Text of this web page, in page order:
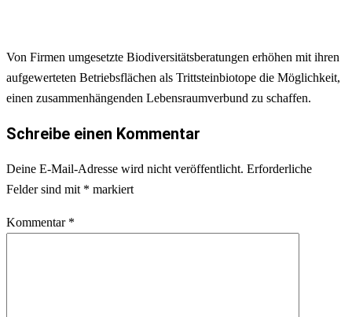
Von Firmen umgesetzte Biodiversitätsberatungen erhöhen mit ihren
aufgewerteten Betriebsflächen als Trittsteinbiotope die Möglichkeit,
einen zusammenhängenden Lebensraumverbund zu schaffen.
Schreibe einen Kommentar
Deine E-Mail-Adresse wird nicht veröffentlicht. Erforderliche
Felder sind mit * markiert
Kommentar *